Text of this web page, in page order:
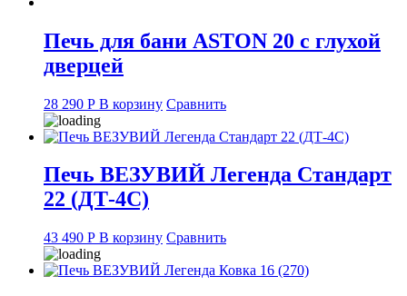
Печь для бани ASTON 20 с глухой
дверцей
28 290 Р В корзину Сравнить
Печь ВЕЗУВИЙ Легенда Стандарт
22 (ДТ-4С)
43 490 Р В корзину Сравнить